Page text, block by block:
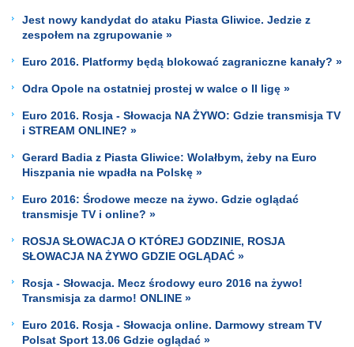
Jest nowy kandydat do ataku Piasta Gliwice. Jedzie z
zespołem na zgrupowanie »
Euro 2016. Platformy będą blokować zagraniczne kanały? »
Odra Opole na ostatniej prostej w walce o II ligę »
Euro 2016. Rosja - Słowacja NA ŻYWO: Gdzie transmisja TV
i STREAM ONLINE? »
Gerard Badia z Piasta Gliwice: Wolałbym, żeby na Euro
Hiszpania nie wpadła na Polskę »
Euro 2016: Środowe mecze na żywo. Gdzie oglądać
transmisje TV i online? »
ROSJA SŁOWACJA O KTÓREJ GODZINIE, ROSJA
SŁOWACJA NA ŻYWO GDZIE OGLĄDAĆ »
Rosja - Słowacja. Mecz środowy euro 2016 na żywo!
Transmisja za darmo! ONLINE »
Euro 2016. Rosja - Słowacja online. Darmowy stream TV
Polsat Sport 13.06 Gdzie oglądać »